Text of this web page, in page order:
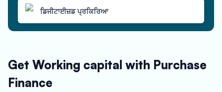
ਡਿਜੀਟਾਈਜ਼ਡ ਪ੍ਰਕਿਰਿਆ
Get Working capital with Purchase
Finance